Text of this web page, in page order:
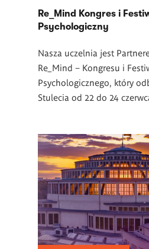
Re_Mind Kongres i
Psychologiczny
Nasza uczelnia jest
Re_Mind – Kongresu i
Psychologicznego, który
Stulecia od 22 do 24